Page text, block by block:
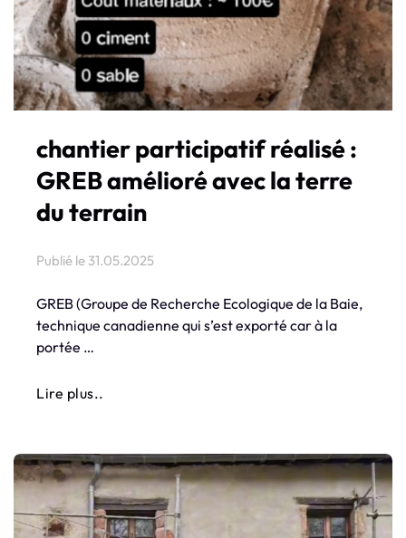
chantier participatif réalisé :
GREB amélioré avec la terre
du terrain
Publié le 31.05.2025
GREB (Groupe de Recherche Ecologique de la Baie,
technique canadienne qui s’est exporté car à la
portée …
Lire plus..